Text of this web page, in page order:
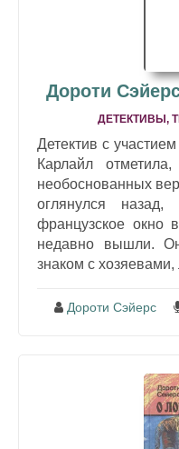
Дороти
ДЕТЕКТИВЫ,
Детектив с
Карлайл
необоснованных
оглянулся назад,
французское окно
недавно вышли.
знаком с хозяевами,
Дороти Сэйерс